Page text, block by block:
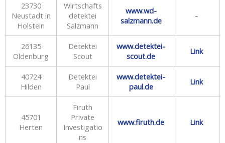
23730
Neustadt in
Holstein
Wirtschafts
detektei
Salzmann
www.wd-
salzmann.de
-
26135
Oldenburg
Detektei
Scout
www.detektei-
scout.de
Link
40724
Hilden
Detektei
Paul
www.detektei-
paul.de
Link
45701
Herten
Firuth
Private
Investigatio
ns
www.firuth.de Link